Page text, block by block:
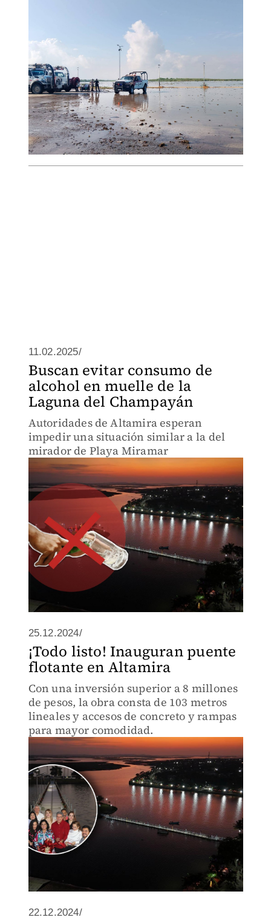
11.02.2025/
Buscan evitar consumo de
alcohol en muelle de la
Laguna del Champayán
Autoridades de Altamira esperan
impedir una situación similar a la del
mirador de Playa Miramar
25.12.2024/
¡Todo listo! Inauguran puente
flotante en Altamira
Con una inversión superior a 8 millones
de pesos, la obra consta de 103 metros
lineales y accesos de concreto y rampas
para mayor comodidad.
22.12.2024/